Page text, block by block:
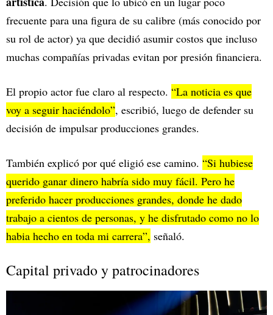
frecuente para una figura de su calibre (más conocido por
su rol de actor) ya que decidió asumir costos que incluso
muchas compañías privadas evitan por presión financiera.
El propio actor fue claro al respecto. “La noticia es que
voy a seguir haciéndolo”, escribió, luego de defender su
decisión de impulsar producciones grandes.
También explicó por qué eligió ese camino. “Si hubiese
querido ganar dinero habría sido muy fácil. Pero he
preferido hacer producciones grandes, donde he dado
trabajo a cientos de personas, y he disfrutado como no lo
habia hecho en toda mi carrera”, señaló.
Capital privado y patrocinadores